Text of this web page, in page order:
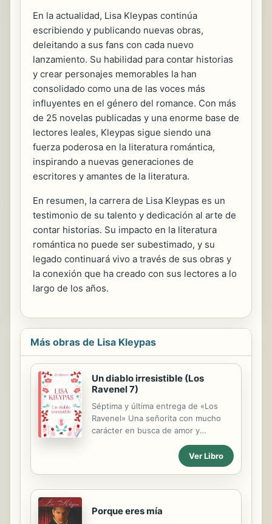
En la actualidad, Lisa Kleypas continúa
escribiendo y publicando nuevas obras,
deleitando a sus fans con cada nuevo
lanzamiento. Su habilidad para contar historias
y crear personajes memorables la han
consolidado como una de las voces más
influyentes en el género del romance. Con más
de 25 novelas publicadas y una enorme base de
lectores leales, Kleypas sigue siendo una
fuerza poderosa en la literatura romántica,
inspirando a nuevas generaciones de
escritores y amantes de la literatura.
En resumen, la carrera de Lisa Kleypas es un
testimonio de su talento y dedicación al arte de
contar historias. Su impacto en la literatura
romántica no puede ser subestimado, y su
legado continuará vivo a través de sus obras y
la conexión que ha creado con sus lectores a lo
largo de los años.
Más obras de Lisa Kleypas
Un diablo irresistible (Los
Ravenel 7)
Séptima y última entrega de «Los
Ravenel» Una señorita con mucho
carácter en busca de amor y
muy atractivo, con un misterioso
pasado a sus espaldas. Un romance
de los dos esperaba y que dará un
Sterling, una joven con las ideas muy
Ver Libro
Porque eres mía